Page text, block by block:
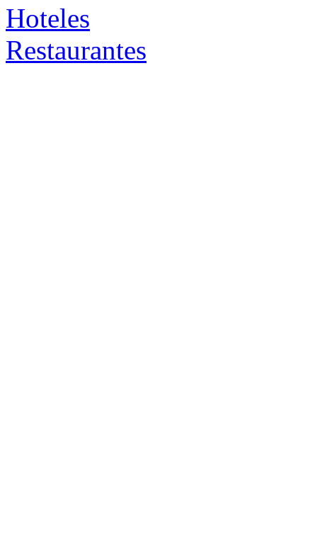
Hoteles
Restaurantes